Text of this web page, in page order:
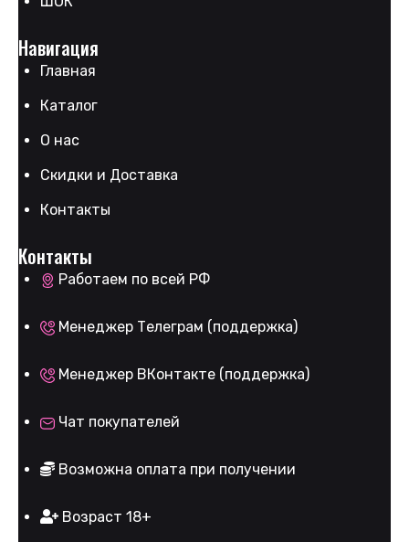
Навигация
Главная
Каталог
О нас
Скидки и Доставка
Контакты
Контакты
Работаем по всей РФ
Менеджер Телеграм (поддержка)
Менеджер ВКонтакте (поддержка)
Чат покупателей
Возможна оплата при получении
Возраст 18+